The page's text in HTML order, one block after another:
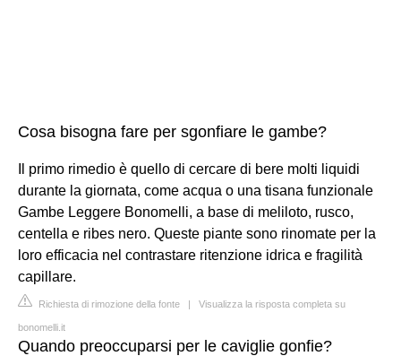
Cosa bisogna fare per sgonfiare le gambe?
Il primo rimedio è quello di cercare di bere molti liquidi
durante la giornata, come acqua o una tisana funzionale
Gambe Leggere Bonomelli, a base di meliloto, rusco,
centella e ribes nero. Queste piante sono rinomate per la
loro efficacia nel contrastare ritenzione idrica e fragilità
capillare.
Richiesta di rimozione della fonte | Visualizza la risposta completa su
bonomelli.it
Quando preoccuparsi per le caviglie gonfie?